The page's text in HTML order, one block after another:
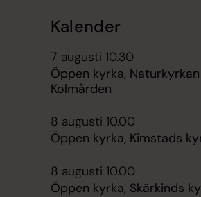
Kalender
7 augusti 10.30
Öppen kyrka,
Kolmården
8 augusti 10.00
Öppen kyrka, Kimstads
8 augusti 10.00
Öppen kyrka, Skärkinds